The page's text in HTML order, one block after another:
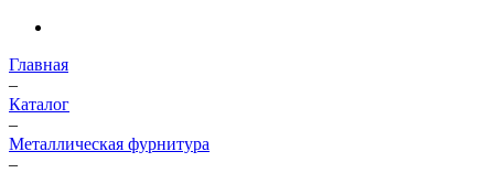
Главная
–
Каталог
–
Металлическая фурнитура
–